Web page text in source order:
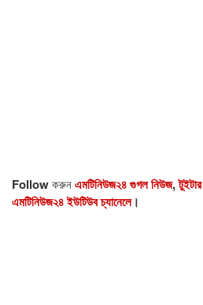
Followকরুনএমটিনিউজ২৪ গুগল নিউজ,টুইটার
এমটিনিউজ২৪ ইউটিউব চ্যানেলে।